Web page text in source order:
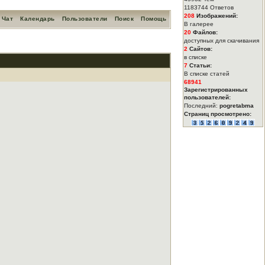
Помощь
Поиск
Пользователи
Календарь
Чат
1183744 Ответов
208 Изображений:
В галерее
20 Файлов:
доступных для скачивания
2 Сайтов:
в списке
7 Статьи:
В списке статей
68941
Зарегистрированных
пользователей:
Последний: pogretabma
Страниц просмотрено: